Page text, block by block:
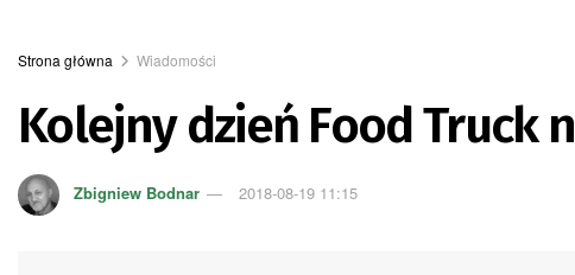
Strona główna Wiadomości
Kolejny dzień Food Truck
Zbigniew Bodnar 2018-08-19 11:15